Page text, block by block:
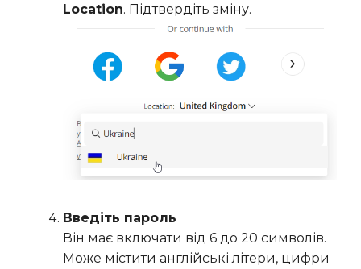
Location. Підтвердіть зміну.
Введіть пароль
Він має включати від 6 до 20 символів.
Може містити англійські літери, цифри